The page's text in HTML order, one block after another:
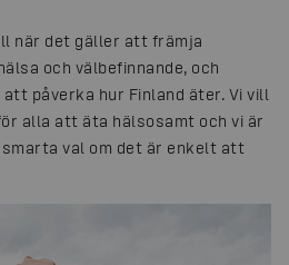
när det gäller att främja
och välbefinnande, och
påverka hur Finland äter. Vi vill
alla att äta hälsosamt och vi är
val om det är enkelt att